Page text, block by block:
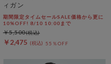
ィガン
期間限定タイムセールSALE価格から更に
10%OFF! 8/10 10:00まで
￥2,475 55％OFF
￥5,500